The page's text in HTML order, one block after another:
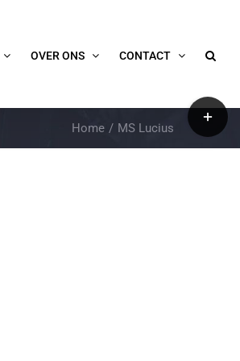
OVER ONS CONTACT
Home MS Lucius
Toggle
Sliding